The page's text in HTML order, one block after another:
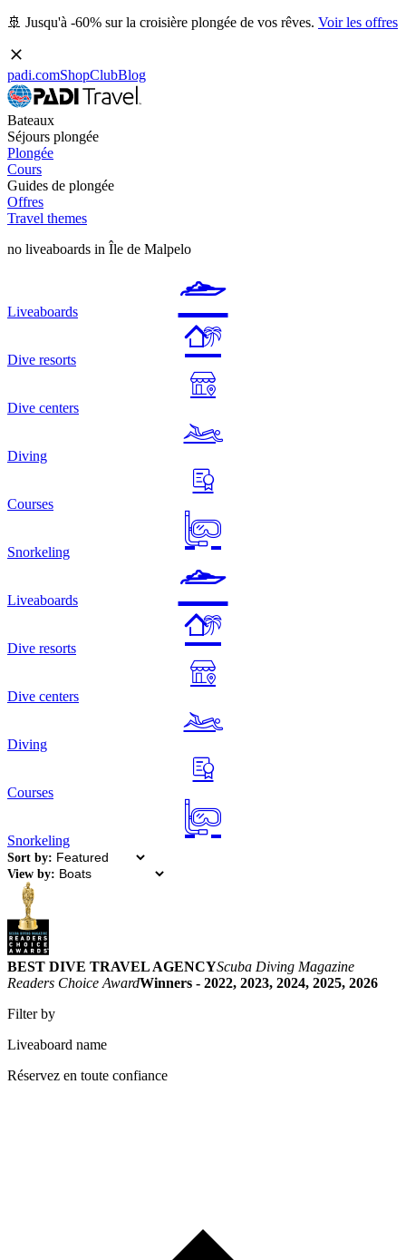
🚢 Jusqu'à -60% sur la croisière plongée de vos rêves. Voir les offres
padi.comShopClubBlog
Bateaux
Séjours plongée
Plongée
Cours
Guides de plongée
Offres
Travel themes
no liveaboards in Île de Malpelo
Liveaboards
Dive resorts
Dive centers
Diving
Courses
Snorkeling
Liveaboards
Dive resorts
Dive centers
Diving
Courses
Snorkeling
Sort by:
View by:
BEST DIVE TRAVEL AGENCYScuba Diving Magazine
Readers Choice AwardWinners - 2022, 2023, 2024, 2025, 2026
Filter by
Liveaboard name
Réservez en toute confiance